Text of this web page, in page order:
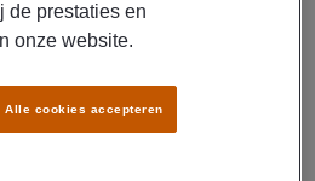
TOEKOMSTIGE VACATURES
de prestaties en
onze website.
Alle cookies accepteren